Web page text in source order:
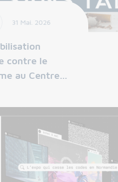
31 Mai. 2026
contre le
au Centre…